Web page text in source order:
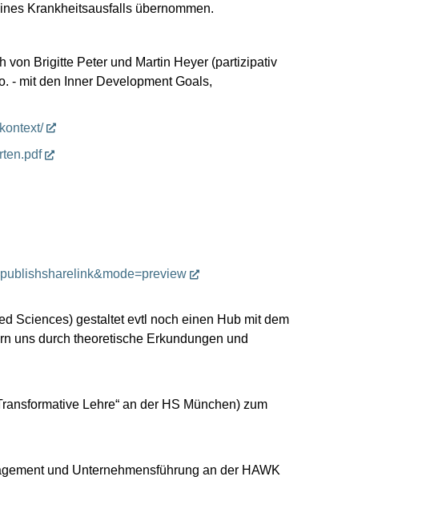
Krankheitsausfalls übernommen.
von Brigitte Peter und Martin Heyer (partizipativ
- mit den Inner Development Goals,
Sciences) gestaltet evtl noch einen Hub mit dem
uns durch theoretische Erkundungen und
Lehre“ an der HS München) zum
und Unternehmensführung an der HAWK